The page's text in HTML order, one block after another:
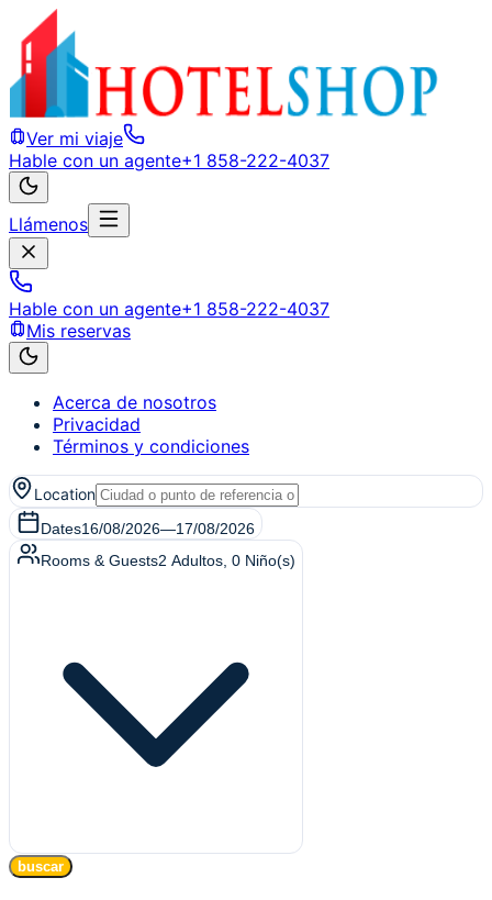
Ver mi viaje
Hable con un agente+1 858-222-4037
Llámenos
Hable con un agente+1 858-222-4037
Mis reservas
Acerca de nosotros
Privacidad
Términos y condiciones
Location
Dates16/08/2026—17/08/2026
Rooms & Guests2 Adultos 0 Niño(s)
buscar